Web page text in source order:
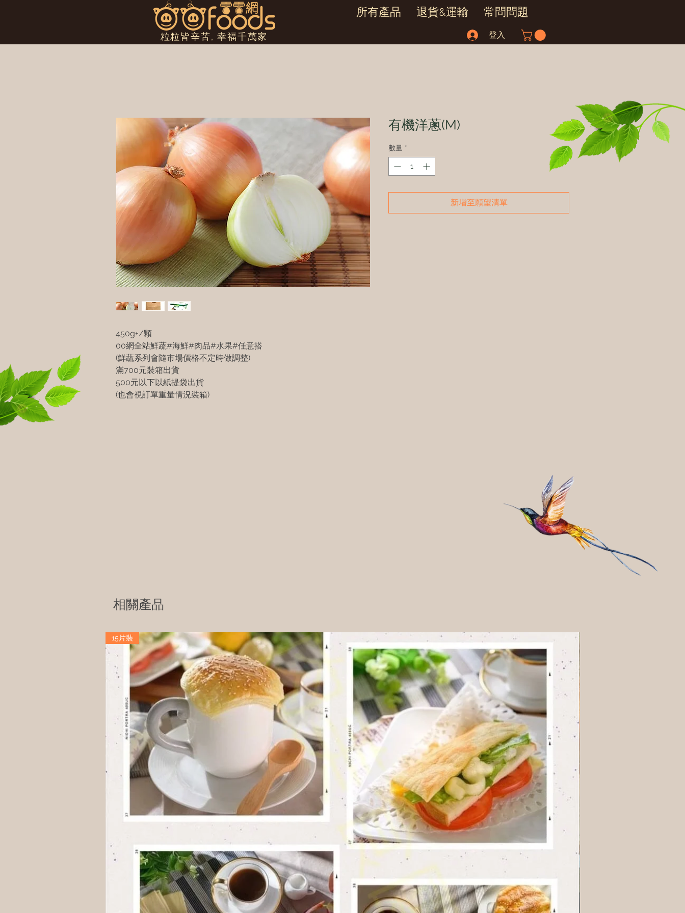
粒粒皆辛苦, 幸福千萬家
所有產品 退貨&運輸 常問問題
登入
450g+/顆
00網全站鮮蔬#海鮮#肉品#水果#任意搭
(鮮蔬系列會隨市場價格不定時做調整)
滿700元裝箱出貨
500元以下以紙提袋出貨
(也會視訂單重量情況裝箱)
有機洋蔥(M)
數量 *
新增至願望清單
相關產品
15片裝